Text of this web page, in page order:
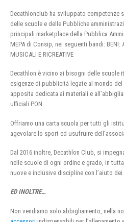
Decathlonclub ha sviluppato competenze
delle scuole e delle Pubbliche
principali marketplace della Pubblica
MEPA di Consip, nei seguenti bandi: BENI:
MUSICALI E RICREATIVE
Decathlon è vicino ai bisogni delle scuole
esigenze di pubblicità legate al mondo del
apposita dedicata ai materiali e
ufficiali PON.
Offriamo una carta scuola per tutti gli
agevolare lo sport ed usufruire
Dal 2016 inoltre, Decathlon Club, si
nelle scuole di ogni ordine e grado, in
nuove e inclusive discipline con l’aiuto
ED INOLTRE…
Non vendiamo solo abbigliamento, nella